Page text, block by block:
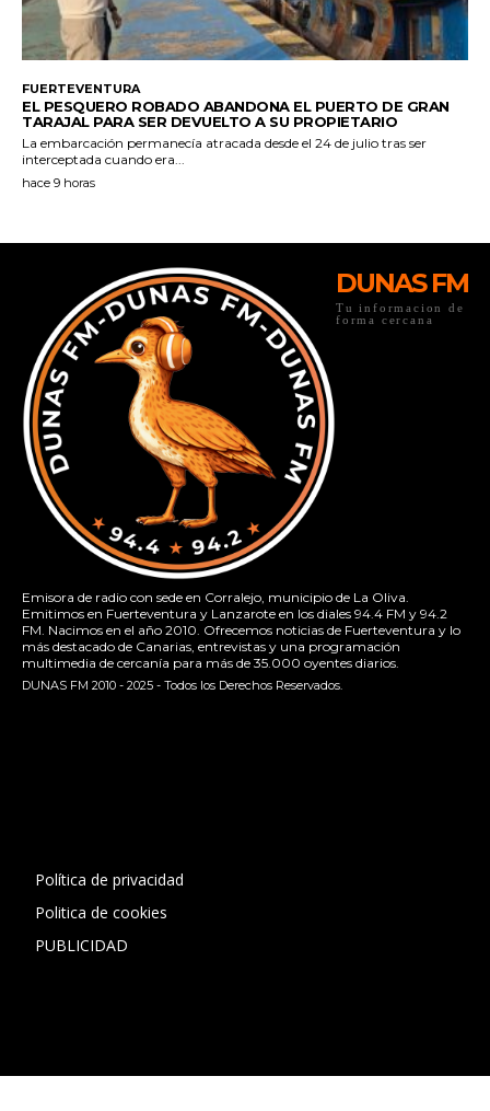
DUNAS FM
Tu informacion de
forma cercana
Emisora de radio con sede en Corralejo, municipio de La Oliva.
Emitimos en Fuerteventura y Lanzarote en los diales 94.4 FM y 94.2
FM. Nacimos en el año 2010. Ofrecemos noticias de Fuerteventura y lo
más destacado de Canarias, entrevistas y una programación
multimedia de cercanía para más de 35.000 oyentes diarios.
DUNAS FM 2010 - 2025 - Todos los Derechos Reservados.
Política de privacidad
Politica de cookies
PUBLICIDAD